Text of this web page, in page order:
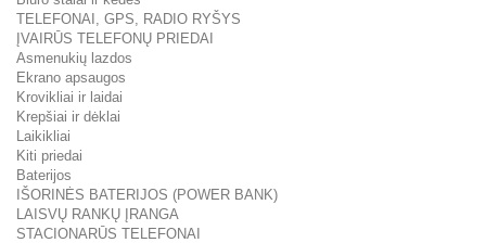
TELEFONAI, GPS, RADIO RYŠYS
ĮVAIRŪS TELEFONŲ PRIEDAI
Asmenukių lazdos
Ekrano apsaugos
Krovikliai ir laidai
Krepšiai ir dėklai
Laikikliai
Kiti priedai
Baterijos
IŠORINĖS BATERIJOS (POWER BANK)
LAISVŲ RANKŲ ĮRANGA
STACIONARŪS TELEFONAI